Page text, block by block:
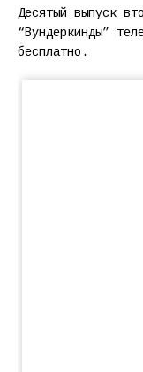
Десятый выпуск
“Вундеркинды”
бесплатно.